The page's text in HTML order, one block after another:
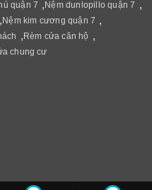
quận 7 , Nệm dunlopillo quận 7 ,
, Nệm kim cương quận 7 ,
, Rèm cửa căn hộ ,
chung cư